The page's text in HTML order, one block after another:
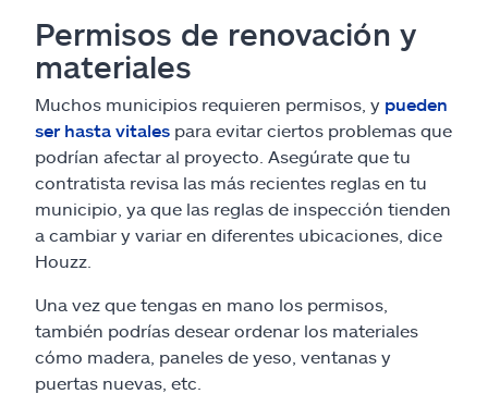
Permisos de renovación y
materiales
Muchos municipios requieren permisos, y pueden
ser hasta vitales para evitar ciertos problemas que
podrían afectar al proyecto. Asegúrate que tu
contratista revisa las más recientes reglas en tu
municipio, ya que las reglas de inspección tienden
a cambiar y variar en diferentes ubicaciones, dice
Houzz.
Una vez que tengas en mano los permisos,
también podrías desear ordenar los materiales
cómo madera, paneles de yeso, ventanas y
puertas nuevas, etc.